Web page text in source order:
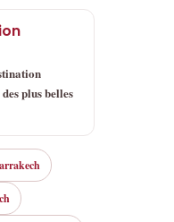
plus belles